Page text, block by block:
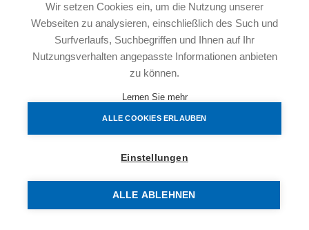
Wir setzen Cookies ein, um die Nutzung unserer
Webseiten zu analysieren, einschließlich des Such und
Surfverlaufs, Suchbegriffen und Ihnen auf Ihr
Nutzungsverhalten angepasste Informationen anbieten
zu können.
Lernen Sie mehr
ALLE COOKIES ERLAUBEN
Einstellungen
ALLE ABLEHNEN
1110 Wien, Simmeringer Hauptstraße 153--155
€ 489.000,00